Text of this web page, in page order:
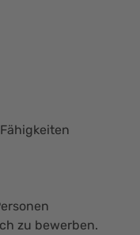
zu bewerben.